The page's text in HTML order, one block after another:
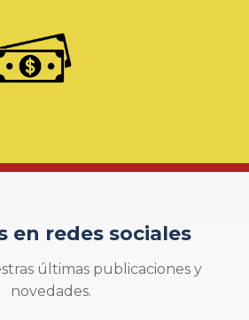
en redes sociales
últimas publicaciones y
novedades.